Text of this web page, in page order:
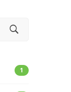
1